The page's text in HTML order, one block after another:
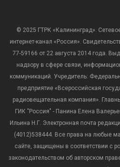
© 2025 ГТРК «Калининград».
интернет-канал «Россия».
77-59166 от 22 августа 2014 года.
надзору в сфере связи,
коммуникаций. Учредитель:
предприятие «Всероссийская
радиовещательная компания».
ГИК "Россия" - Панина Елена
Ильина Н.Г. Электронная почта
(4012)538444. Все права на любые
сайте, защищены в соответствии с
законодательством об авторском